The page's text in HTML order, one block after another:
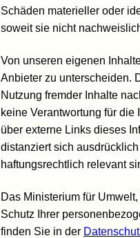
Schäden materieller oder
soweit sie nicht
Von unseren eigenen
Anbieter zu unterscheiden.
Nutzung fremder Inhalte
keine Verantwortung für die
über externe Links dieses
distanziert sich
haftungsrechtlich relevant
Das Ministerium für
Schutz Ihrer
finden Sie in der